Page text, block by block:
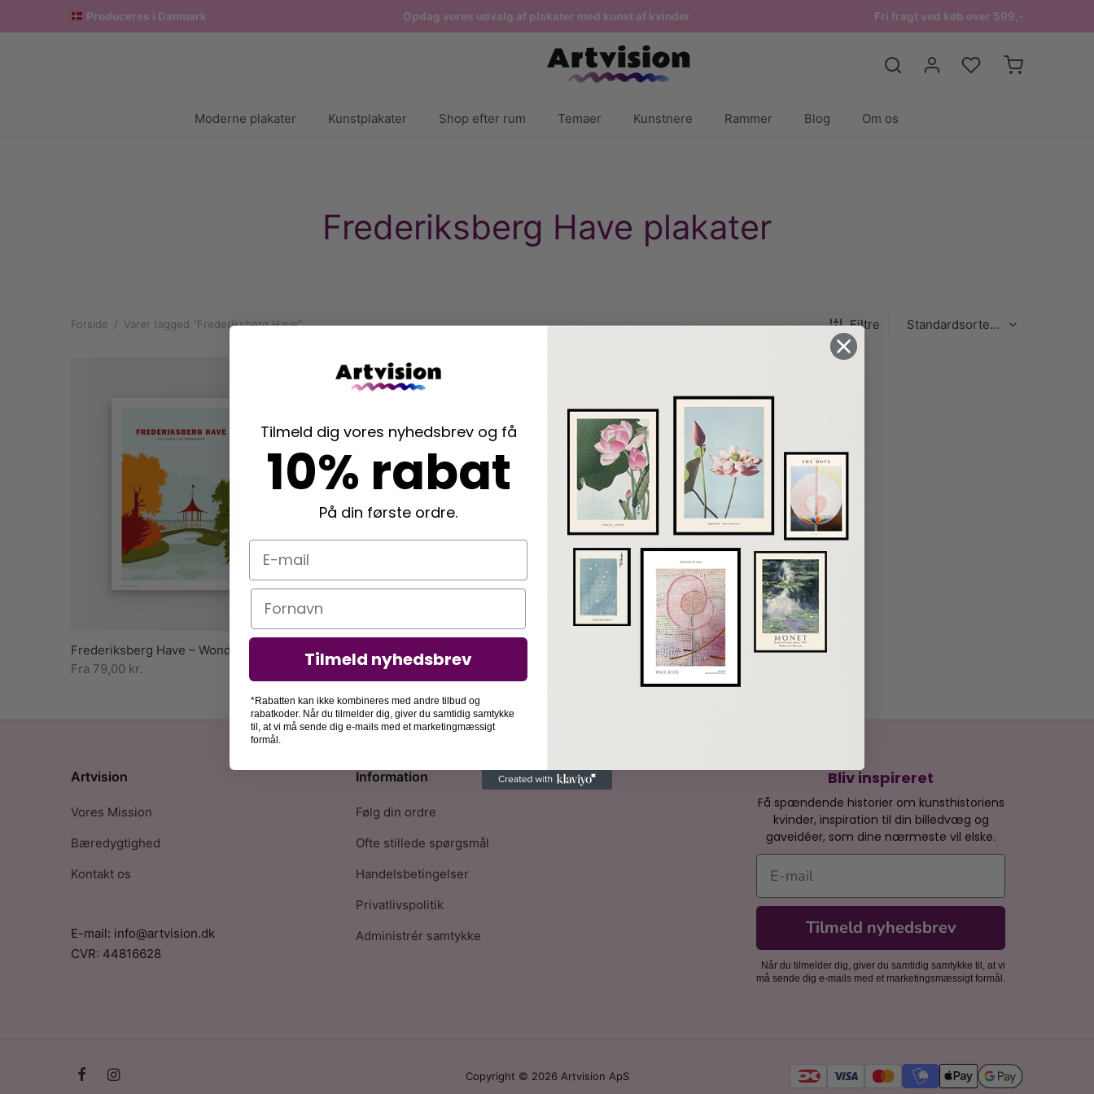
Produceres i Danmark Opdag vores udvalg af plakater med kunst af kvinder Fri fragt ved køb over 599,-
Moderne plakater Kunstplakater Shop efter rum Temaer Kunstnere Rammer Blog Om os
Frederiksberg Have plakater
Forside / Varer tagged “Frederiksberg Have” Filtre
Frederiksberg Have – Wonderhagen
Fra 79,00 kr.
Bliv inspireret
Få spændende historier om kunsthistoriens
kvinder, inspiration til din billedvæg og
gaveidéer, som dine nærmeste vil elske.
E-mail
Tilmeld nyhedsbrev
Når du tilmelder dig, giver du samtidig samtykke til, at vi
må sende dig e-mails med et marketingsmæssigt formål.
Information
Følg din ordre
Ofte stillede spørgsmål
Handelsbetingelser
Privatlivspolitik
Administrér samtykke
Artvision
Vores Mission
Bæredygtighed
Kontakt os
E-mail: info@artvision.dk
CVR: 44816628
Copyright © 2026 Artvision ApS
Tilmeld dig vores nyhedsbrev og få
10% rabat
På din første ordre.
E-mail
Navn
Tilmeld nyhedsbrev
*Rabatten kan ikke kombineres med andre tilbud og
rabatkoder. Når du tilmelder dig, giver du samtidig samtykke
til, at vi må sende dig e-mails med et marketingmæssigt
formål.